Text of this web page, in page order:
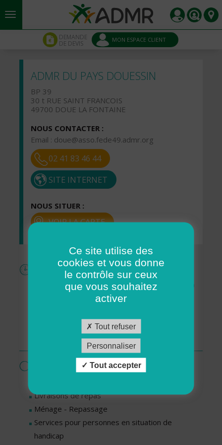
Aller au contenu principal
DEMANDE
DE DEVIS MON ESPACE CLIENT
ADMR DU PAYS DOUESSIN
BP 39
30 t RUE SAINT FRANCOIS
49700 DOUE LA FONTAINE
NOUS CONTACTER :
Email : doue@asso.fede49.admr.org
02 41 83 46 44
SITE INTERNET
NOUS SITUER :
VOIR LA CARTE
Horaires
Lundi : De 09h00 à 12h00 et de 14h00 à 17h00
Mercredi : De 09h00 à 12h00 et de 14h00 à
Vendredi : De 09h00 à 12h00 et de 14h00 à
Services proposés par cette association
Livraisons de repas
Ménage - Repassage
Services pour personnes en situation de
handicap
Panneau de gestion des cookies
Ce site utilise des
cookies et vous donne
le contrôle sur ceux
que vous souhaitez
activer
Tout refuser
Personnaliser
Tout accepter